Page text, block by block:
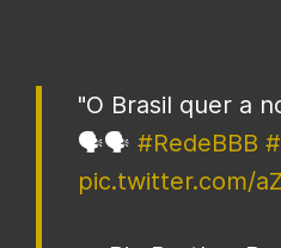
"O Brasil quer a
🗣️🗣️ #RedeBBB
pic.twitter.com/